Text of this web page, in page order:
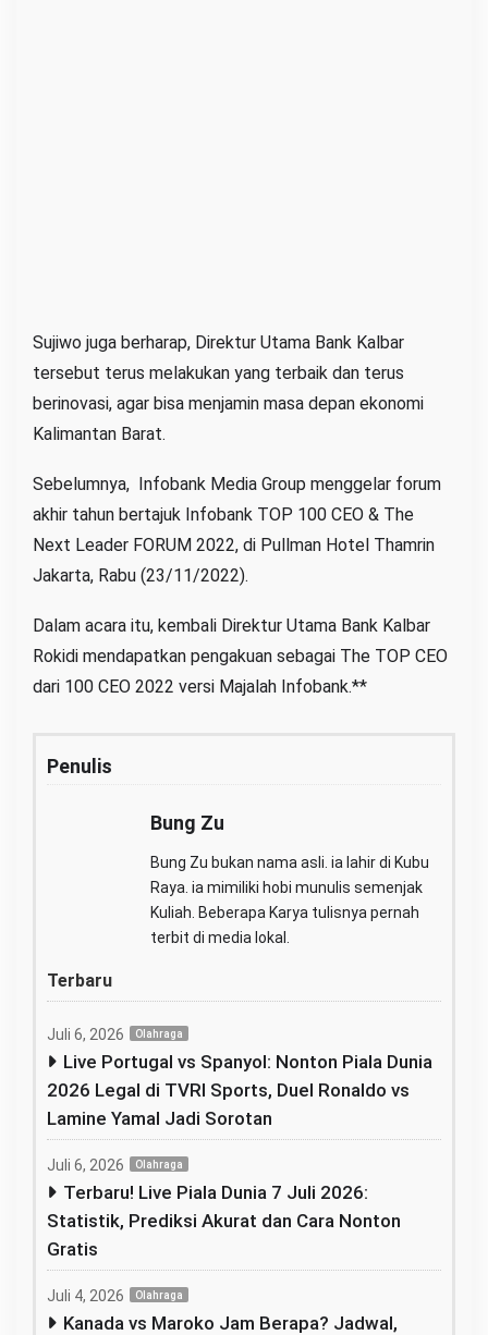
Sujiwo juga berharap, Direktur Utama Bank Kalbar
tersebut terus melakukan yang terbaik dan terus
berinovasi, agar bisa menjamin masa depan ekonomi
Kalimantan Barat.
Sebelumnya, Infobank Media Group menggelar forum
akhir tahun bertajuk Infobank TOP 100 CEO & The
Next Leader FORUM 2022, di Pullman Hotel Thamrin
Jakarta, Rabu (23/11/2022).
Dalam acara itu, kembali Direktur Utama Bank Kalbar
Rokidi mendapatkan pengakuan sebagai The TOP CEO
dari 100 CEO 2022 versi Majalah Infobank.**
Penulis
Bung Zu
Bung Zu bukan nama asli. ia lahir di Kubu
Raya. ia mimiliki hobi munulis semenjak
Kuliah. Beberapa Karya tulisnya pernah
terbit di media lokal.
Terbaru
Juli 6, 2026 Olahraga
Live Portugal vs Spanyol: Nonton Piala Dunia
2026 Legal di TVRI Sports, Duel Ronaldo vs
Lamine Yamal Jadi Sorotan
Juli 6, 2026 Olahraga
Terbaru! Live Piala Dunia 7 Juli 2026:
Statistik, Prediksi Akurat dan Cara Nonton
Gratis
Juli 4, 2026 Olahraga
Kanada vs Maroko Jam Berapa? Jadwal,